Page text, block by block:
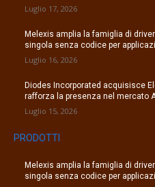
Luglio 17, 2026
Melexis amplia la famiglia di
singola senza codice per
Luglio 16, 2026
Diodes Incorporated acquisisce
rafforza la presenza nel mercato
Luglio 15, 2026
PRODOTTI
Melexis amplia la famiglia di
singola senza codice per